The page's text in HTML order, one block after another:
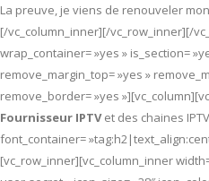
La preuve, je viens de renouveler
[/vc_column_inner][/vc_row_inner][/
wrap_container= »yes » is_section=
remove_margin_top= »yes »
remove_border= »yes
Fournisseur IPTVet des chaines
font_container=
[vc_row_inner][vc_column_inner